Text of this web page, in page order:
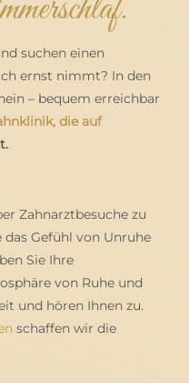
suchen einen
ernst nimmt? In den
– bequem erreichbar
die auf
Zahnarztbesuche zu
das Gefühl von Unruhe
Sie Ihre
von Ruhe und
und hören Ihnen zu.
schaffen wir die